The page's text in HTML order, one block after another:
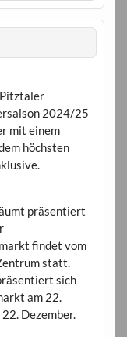
2024/25
mit einem
höchsten
präsentiert
findet vom
statt.
sich
am 22.
Dezember.